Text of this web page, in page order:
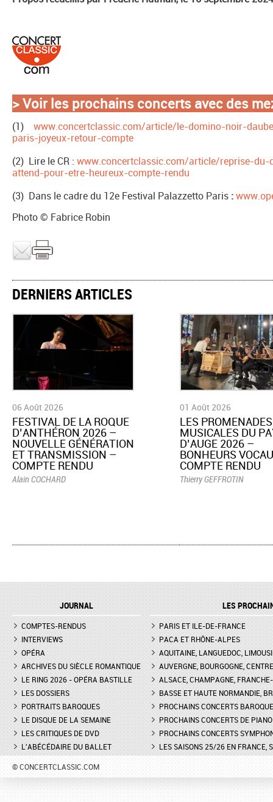
>Voir les prochains concerts avec des
(1) www.concertclassic.com/article/le-domino-noir-
paris-joyeux-retour-compte
(2) Lire le CR : www.concertclassic.com/article/reprise-
attend-pour-etre-heureux-compte-rendu
(3) Dans le cadre du 12e Festival Palazzetto Paris :
Photo © Fabrice Robin
DERNIERS ARTICLES
06 Août 2026
​FESTIVAL DE LA ROQUE
D’ANTHÉRON 2026 –
NOUVELLE GÉNÉRATION
ET TRANSMISSION –
COMPTE RENDU
Alain COCHARD
01 Août 2026
LES PROMENADES
MUSICALES DU
D’AUGE 2026 –
BONHEURS
COMPTE RENDU
Thierry GEFFROTIN
JOURNAL
COMPTES-RENDUS
INTERVIEWS
OPÉRA
ARCHIVES DU SIÈCLE ROMANTIQUE
LE RING 2026 - OPÉRA BASTILLE
LES DOSSIERS
PORTRAITS BAROQUES
LE DISQUE DE LA SEMAINE
LES CRITIQUES DE DVD
L'ABÉCÉDAIRE DU BALLET
LES
PARIS ET ILE-DE-FRANCE
PACA ET RHÔNE-ALPES
AQUITAINE, LANGUEDOC,
AUVERGNE, BOURGOGNE, CENTRE
ALSACE, CHAMPAGNE,
BASSE ET HAUTE NORMANDIE,
PROCHAINS CONCERTS
PROCHAINS CONCERTS DE PIANO
PROCHAINS CONCERTS
LES SAISONS 25/26 EN FRANCE,
© CONCERTCLASSIC.COM